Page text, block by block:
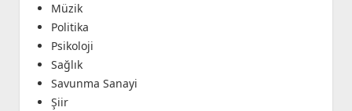
Müzik
Politika
Psikoloji
Sağlık
Savunma Sanayi
Şiir